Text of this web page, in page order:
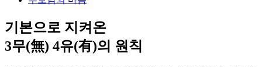
기본으로 지켜온
3무(無) 4유(有)의 원칙